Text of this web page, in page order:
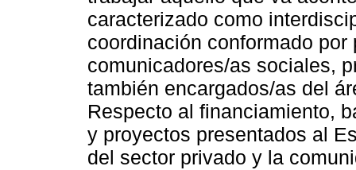
caracterizado como
coordinación conformado
comunicadores/as sociales,
también encargados/as del
Respecto al financiamiento,
y proyectos presentados al
del sector privado y la